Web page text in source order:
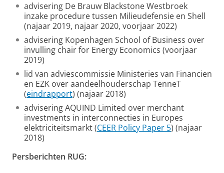
advisering De Brauw Blackstone Westbroek
inzake procedure tussen Milieudefensie en Shell
(najaar 2019, najaar 2020, voorjaar 2022)
advisering Kopenhagen School of Business over
invulling chair for Energy Economics (voorjaar
2019)
lid van adviescommissie Ministeries van Financien
en EZK over aandeelhouderschap TenneT
(eindrapport) (najaar 2018)
advisering AQUIND Limited over merchant
investments in interconnecties in Europes
elektriciteitsmarkt (CEER Policy Paper 5) (najaar
2018)
Persberichten RUG: